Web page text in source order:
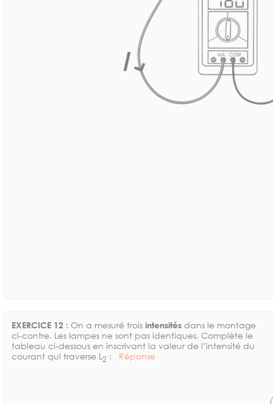
EXERCICE 12 : On a mesuré trois intensités dans le montage
ci-contre. Les lampes ne sont pas identiques. Complète le
tableau ci-dessous en inscrivant la valeur de l’intensité du
courant qui traverse L 2 : Réponse